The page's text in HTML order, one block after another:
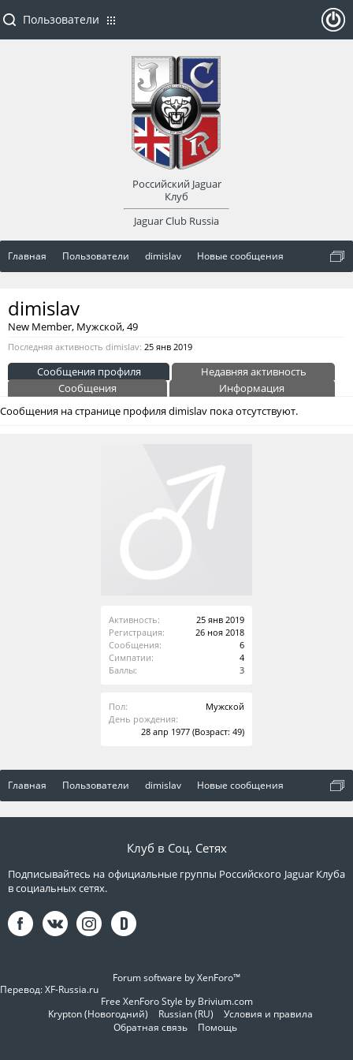
Главная Пользователи dimislav Новые сообщения
Активность:
25 янв 2019
Регистрация:
26 ноя 2018
Сообщения:
6
Симпатии:
4
Баллы:
3
Пол:
Мужской
День рождения:
28 апр 1977 (Возраст: 49)
dimislav
New Member, Мужской, 49
Последняя активность dimislav: 25 янв 2019
Сообщения профиля
Недавняя активность
Сообщения
Информация
Сообщения на странице профиля dimislav пока отсутствуют.
Главная Пользователи dimislav Новые сообщения
Пользователи
Российский Jaguar
Клуб
Jaguar Club Russia
оват
Клуб в Соц. Сетях
Подписывайтесь на официальные группы Российского Jaguar Клуба
в социальных сетях.
Forum software by XenForo™
Перевод:XF-Russia.ru
Free XenForo Style by Brivium.com
Krypton (Новогодний)
Russian (RU)
Условия и правила
Обратная связь
Помощь